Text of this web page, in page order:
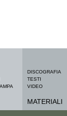
DISCOGRAFIA
TESTI
VIDEO
MATERIALI